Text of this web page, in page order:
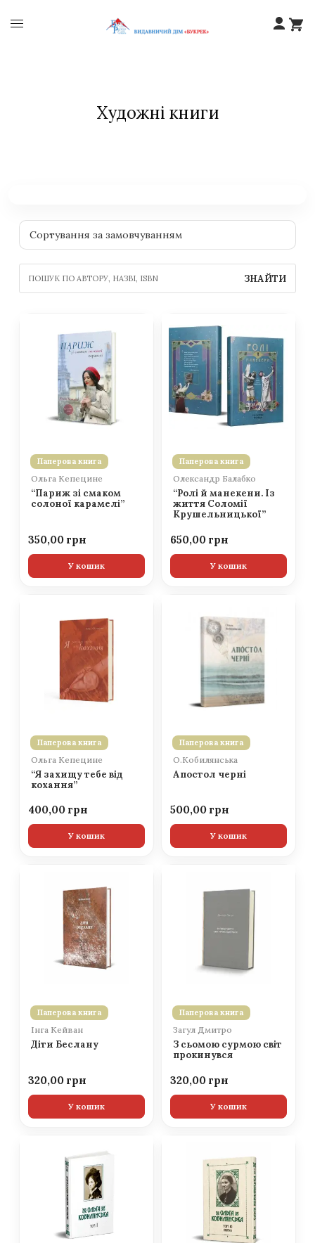
Художні книги
ЗНАЙТИ
Паперова книга
Ольга Кепецине
“Париж зі смаком
солоної карамелі”
350,00
У кошик
Паперова книга
Олександр Балабко
“Ролі й манекени. Із
життя Соломії
Крушельницької”
650,00
У кошик
Паперова книга
Ольга Кепецине
“Я захищу тебе від
кохання”
400,00
У кошик
Паперова книга
О.Кобилянська
Апостол черні
500,00
У кошик
Паперова книга
Інга Кейван
Діти Беслану
320,00
У кошик
Паперова книга
Загул Дмитро
З сьомою сурмою світ
прокинувся
320,00
У кошик